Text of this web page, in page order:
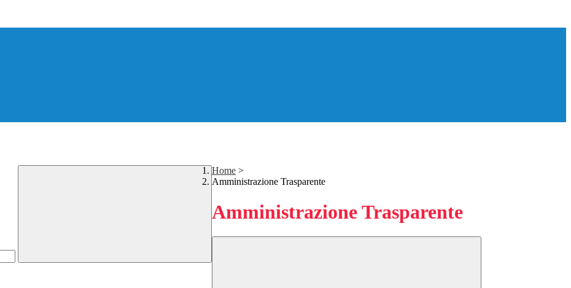
Home >
Amministrazione Trasparente
Amministrazione Trasparente